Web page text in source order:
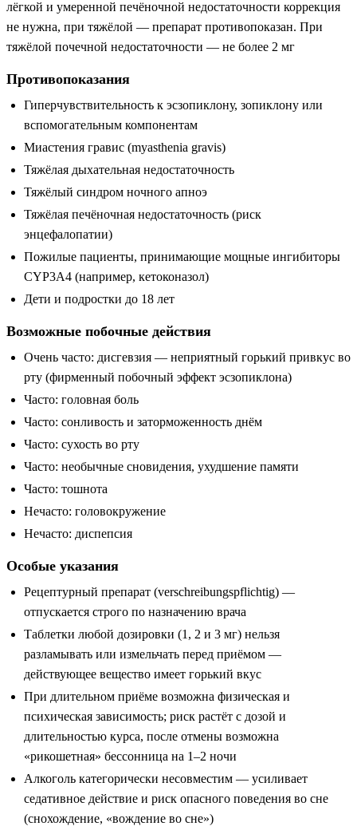
лёгкой и умеренной печёночной недостаточности коррекция
не нужна, при тяжёлой — препарат противопоказан. При
тяжёлой почечной недостаточности — не более 2 мг
Противопоказания
Гиперчувствительность к эсзопиклону, зопиклону или
вспомогательным компонентам
Миастения гравис (myasthenia gravis)
Тяжёлая дыхательная недостаточность
Тяжёлый синдром ночного апноэ
Тяжёлая печёночная недостаточность (риск
энцефалопатии)
Пожилые пациенты, принимающие мощные ингибиторы
CYP3A4 (например, кетоконазол)
Дети и подростки до 18 лет
Возможные побочные действия
Очень часто: дисгевзия — неприятный горький привкус во
рту (фирменный побочный эффект эсзопиклона)
Часто: головная боль
Часто: сонливость и заторможенность днём
Часто: сухость во рту
Часто: необычные сновидения, ухудшение памяти
Часто: тошнота
Нечасто: головокружение
Нечасто: диспепсия
Особые указания
Рецептурный препарат (verschreibungspflichtig) —
отпускается строго по назначению врача
Таблетки любой дозировки (1, 2 и 3 мг) нельзя
разламывать или измельчать перед приёмом —
действующее вещество имеет горький вкус
При длительном приёме возможна физическая и
психическая зависимость; риск растёт с дозой и
длительностью курса, после отмены возможна
«рикошетная» бессонница на 1–2 ночи
Алкоголь категорически несовместим — усиливает
седативное действие и риск опасного поведения во сне
(снохождение, «вождение во сне»)